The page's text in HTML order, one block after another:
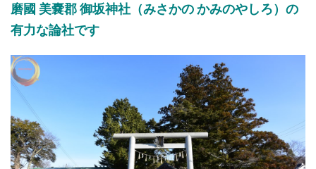
磨國 美嚢郡 御坂神社（みさかの かみのやしろ）の
有力な論社です